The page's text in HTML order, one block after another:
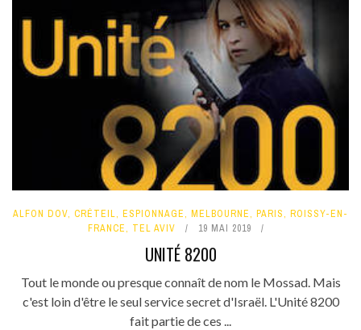
ALFON DOV, CRÉTEIL, ESPIONNAGE, MELBOURNE, PARIS, ROISSY-EN-
FRANCE, TEL AVIV 19 MAI 2019
UNITÉ 8200
Tout le monde ou presque connaît de nom le Mossad. Mais
c'est loin d'être le seul service secret d'Israël. L'Unité 8200
fait partie de ces ...